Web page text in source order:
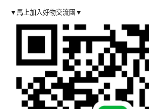
▼馬上加入好物交流團▼